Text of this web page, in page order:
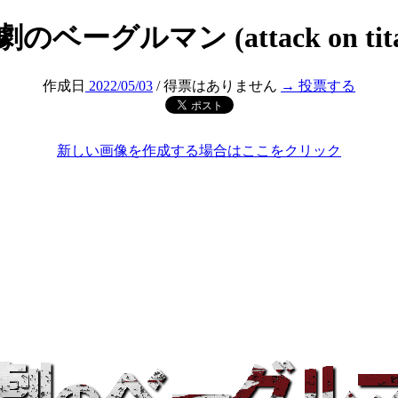
のベーグルマン (attack on
作成日 2022/05/03 / 得票はありません → 投票する
新しい画像を作成する場合はここをクリック